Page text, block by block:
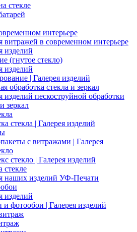
стекле
интерьере
витражей в современном интерьере
изделий
(гнутое стекло)
изделий
| Галерея изделий
обработка стекла и зеркал
изделий пескоструйной обработки
зеркал
стекла | Галерея изделий
с витражами | Галерея
стекло | Галерея изделий
стекле
наших изделий УФ-Печати
изделий
и фотообои | Галерея изделий